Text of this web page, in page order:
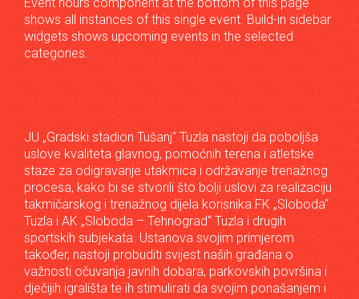
Event hours component at the bottom of this page
shows all instances of this single event. Build-in sidebar
widgets shows upcoming events in the selected
categories.
JU „Gradski stadion Tušanj“ Tuzla nastoji da poboljša
uslove kvaliteta glavnog, pomoćnih terena i atletske
staze za odigravanje utakmica i održavanje trenažnog
procesa, kako bi se stvorili što bolji uslovi za realizaciju
takmičarskog i trenažnog dijela korisnika FK „Sloboda“
Tuzla i AK „Sloboda – Tehnograd“ Tuzla i drugih
sportskih subjekata. Ustanova svojim primjerom
također, nastoji probuditi svijest naših građana o
važnosti očuvanja javnih dobara, parkovskih površina i
dječijih igrališta te ih stimulirati da svojim ponašanjem i